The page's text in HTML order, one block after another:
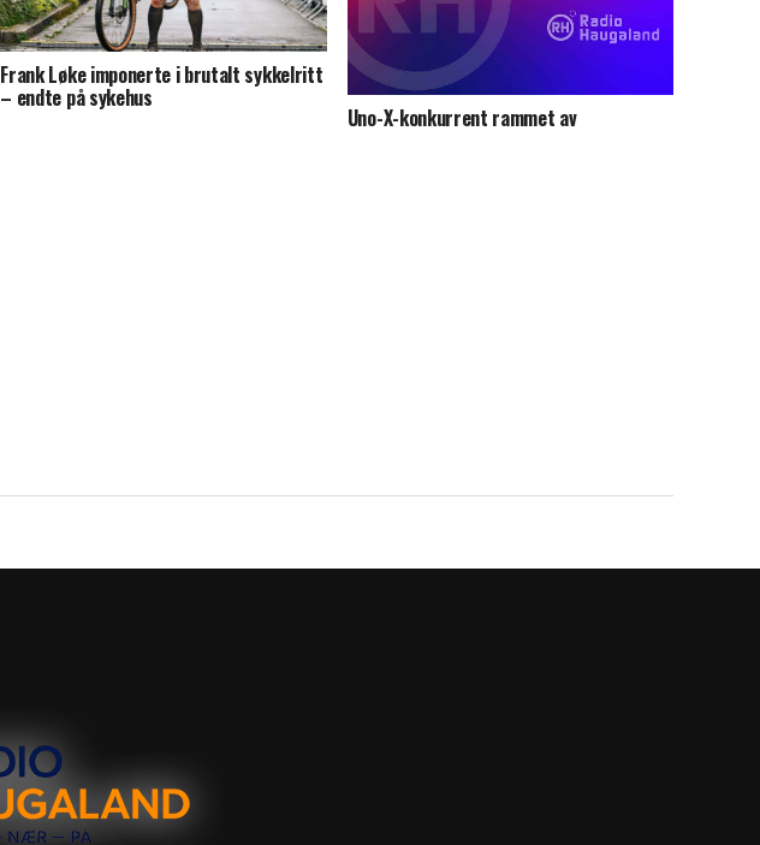
Frank Løke imponerte i brutalt sykkelritt
– endte på sykehus
Uno-X-konkurrent rammet av